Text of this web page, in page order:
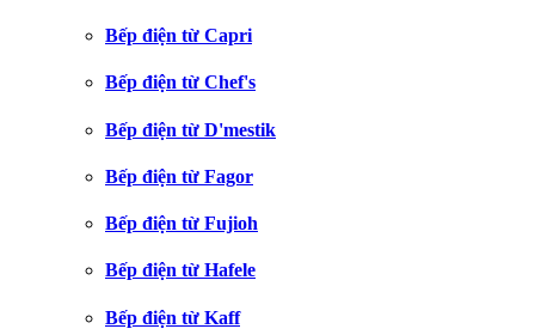
Bếp điện từ Capri
Bếp điện từ Chef's
Bếp điện từ D'mestik
Bếp điện từ Fagor
Bếp điện từ Fujioh
Bếp điện từ Hafele
Bếp điện từ Kaff